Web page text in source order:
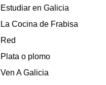
Estudiar en Galicia
La Cocina de Frabisa
Red
Plata o plomo
Ven A Galicia